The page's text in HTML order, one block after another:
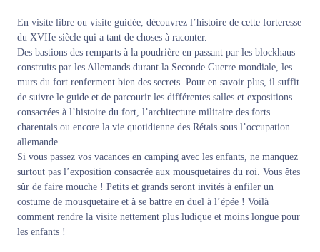
En visite libre ou visite guidée, découvrez l’histoire de cette forteresse
du XVIIe siècle qui a tant de choses à raconter.
Des bastions des remparts à la poudrière en passant par les blockhaus
construits par les Allemands durant la Seconde Guerre mondiale, les
murs du fort renferment bien des secrets. Pour en savoir plus, il suffit
de suivre le guide et de parcourir les différentes salles et expositions
consacrées à l’histoire du fort, l’architecture militaire des forts
charentais ou encore la vie quotidienne des Rétais sous l’occupation
allemande.
Si vous passez vos vacances en camping avec les enfants, ne manquez
surtout pas l’exposition consacrée aux mousquetaires du roi. Vous êtes
sûr de faire mouche ! Petits et grands seront invités à enfiler un
costume de mousquetaire et à se battre en duel à l’épée ! Voilà
comment rendre la visite nettement plus ludique et moins longue pour
les enfants !